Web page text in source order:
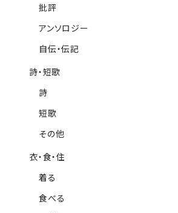
批評
アンソロジー
自伝・伝記
詩・短歌
詩
短歌
その他
衣・食・住
着る
食べる